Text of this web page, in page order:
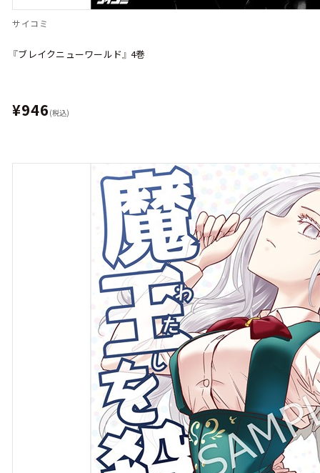
サイコミ
『ブレイクニューワールド』 4巻
¥946 (税込)